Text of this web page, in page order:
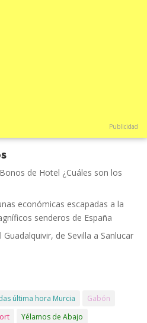
Publicidad
de Hotel ¿Cuáles son los
económicas escapadas a la
senderos de España
Guadalquivir, de Sevilla a Sanlucar
última hora Murcia
Gabón
Yélamos de Abajo